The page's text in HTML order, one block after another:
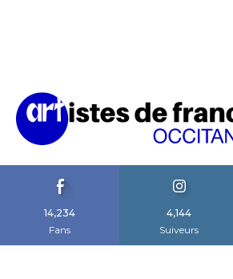
14,234
Fans
4,144
Suiveurs